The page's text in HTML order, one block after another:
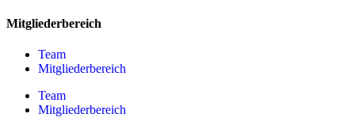
Mitgliederbereich
Team
Mitgliederbereich
Team
Mitgliederbereich